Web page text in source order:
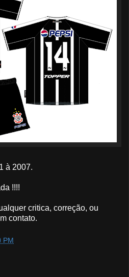
à 2007.
!!!!
critica, correção, ou
contato.
PM